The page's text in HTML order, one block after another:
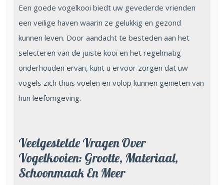
Een goede vogelkooi biedt uw gevederde vrienden
een veilige haven waarin ze gelukkig en gezond
kunnen leven. Door aandacht te besteden aan het
selecteren van de juiste kooi en het regelmatig
onderhouden ervan, kunt u ervoor zorgen dat uw
vogels zich thuis voelen en volop kunnen genieten van
hun leefomgeving.
Veelgestelde Vragen Over
Vogelkooien: Grootte, Materiaal,
Schoonmaak En Meer